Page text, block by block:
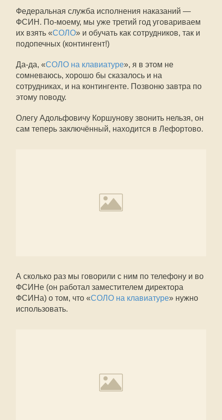
Федеральная служба исполнения наказаний —
ФСИН. По-моему, мы уже третий год уговариваем
их взять «СОЛО» и обучать как сотрудников, так и
подопечных (контингент!)
Да-да, «СОЛО на клавиатуре», я в этом не
сомневаюсь, хорошо бы сказалось и на
сотрудниках, и на контингенте. Позвоню завтра по
этому поводу.
Олегу Адольфовичу Коршунову звонить нельзя, он
сам теперь заключённый, находится в Лефортово.
А сколько раз мы говорили с ним по телефону и во
ФСИНе (он работал заместителем директора
ФСИНа) о том, что «СОЛО на клавиатуре» нужно
использовать.